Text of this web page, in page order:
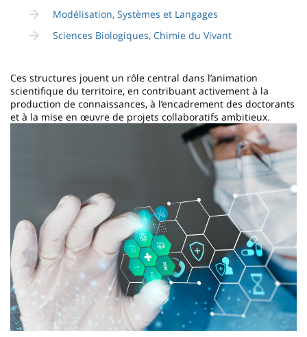
Modélisation, Systèmes et Langages
Sciences Biologiques, Chimie du Vivant
Ces structures jouent un rôle central dans l’animation
scientifique du territoire, en contribuant activement à la
production de connaissances, à l’encadrement des doctorants
et à la mise en œuvre de projets collaboratifs ambitieux.